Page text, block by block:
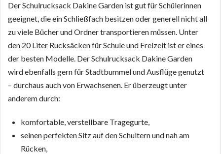
Der Schulrucksack Dakine Garden ist gut für Schülerinnen
geeignet, die ein Schließfach besitzen oder generell nicht all
zu viele Bücher und Ordner transportieren müssen. Unter
den 20 Liter Rucksäcken für Schule und Freizeit ist er eines
der besten Modelle. Der Schulrucksack Dakine Garden
wird ebenfalls gern für Stadtbummel und Ausflüge genutzt
– durchaus auch von Erwachsenen. Er überzeugt unter
anderem durch:
komfortable, verstellbare Tragegurte,
seinen perfekten Sitz auf den Schultern und nah am
Rücken,